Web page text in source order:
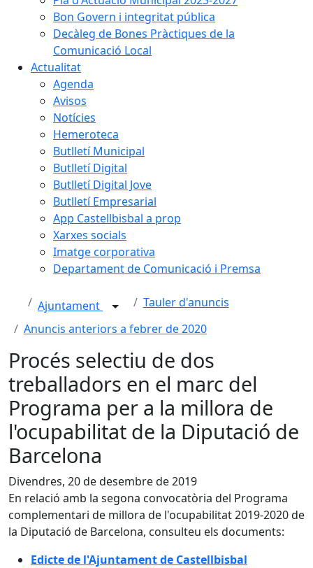
Bon Govern i integritat pública
Decàleg de Bones Pràctiques de la
Comunicació Local
Actualitat
Agenda
Avisos
Notícies
Hemeroteca
Butlletí Municipal
Butlletí Digital
Butlletí Digital Jove
Butlletí Empresarial
App Castellbisbal a prop
Xarxes socials
Imatge corporativa
Departament de Comunicació i Premsa
Ajuntament
Tauler d'anuncis
Anuncis anteriors a febrer de 2020
Procés selectiu de dos
treballadors en el marc del
Programa per a la millora de
l'ocupabilitat de la Diputació de
Barcelona
Divendres, 20 de desembre de 2019
En relació amb la segona convocatòria del Programa
complementari de millora de l'ocupabilitat 2019-2020 de
la Diputació de Barcelona, consulteu els documents:
Edicte de l'Ajuntament de Castellbisbal